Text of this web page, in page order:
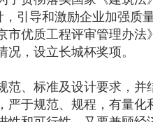
引导和激励企业加强质
市优质工程评审管理办法
，设立长城杯奖项。
范、标准及设计要求，并
严于规范、规程，有量化